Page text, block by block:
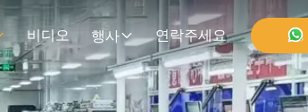
비디오 행사 연락주세요